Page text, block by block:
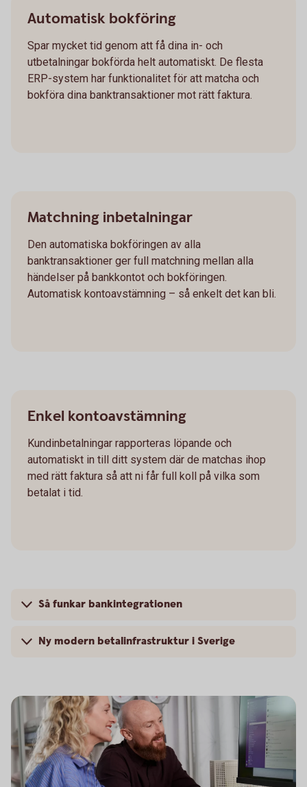
Automatisk bokföring
Spar mycket tid genom att få dina in- och
utbetalningar bokförda helt automatiskt. De flesta
ERP-system har funktionalitet för att matcha och
bokföra dina banktransaktioner mot rätt faktura.
Matchning inbetalningar
Den automatiska bokföringen av alla
banktransaktioner ger full matchning mellan alla
händelser på bankkontot och bokföringen.
Automatisk kontoavstämning – så enkelt det kan bli.
Enkel kontoavstämning
Kundinbetalningar rapporteras löpande och
automatiskt in till ditt system där de matchas ihop
med rätt faktura så att ni får full koll på vilka som
betalat i tid.
Så funkar bankintegrationen
Ny modern betalinfrastruktur i Sverige